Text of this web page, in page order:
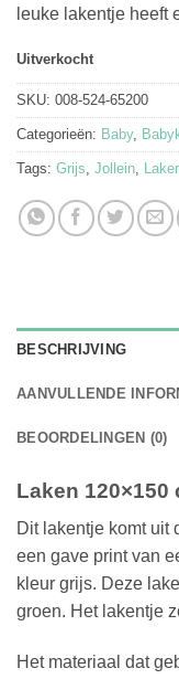
leuke lakentje heeft
Uitverkocht
SKU: 008-524-65200
Categorieën: Baby,
Tags: Grijs Jollein
BESCHRIJVING
AANVULLENDE
BEOORDELINGEN (0)
Laken 120×150
Dit lakentje komt uit
een gave print van
kleur grijs. Deze
groen. Het lakentje
Het materiaal dat